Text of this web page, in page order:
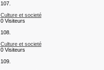
107.
Culture et societé
0 Visiteurs
108.
Culture et societé
0 Visiteurs
109.